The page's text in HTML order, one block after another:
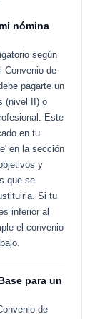
nómina
según
Convenio de
pagarte un
(nivel II) o
Este
en tu
en la sección
y
que se
Si tu
inferior al
el convenio
para un
de